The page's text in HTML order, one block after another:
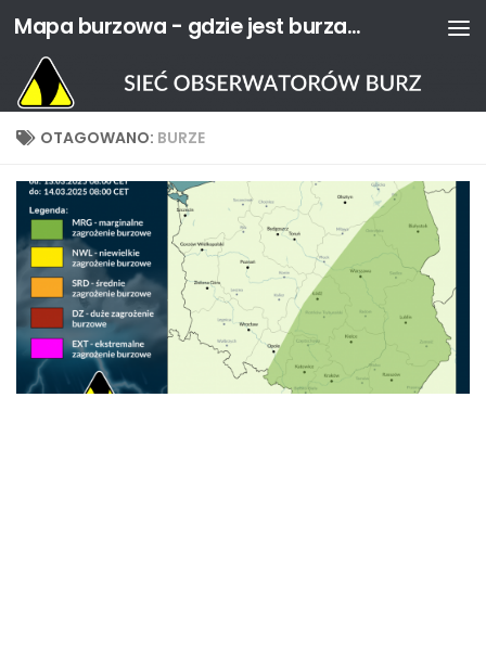
Przejdź do treści Mapa burzowa - gdzie jest burza? | Sieć Obserwatorów Burz
OTAGOWANO: BURZE